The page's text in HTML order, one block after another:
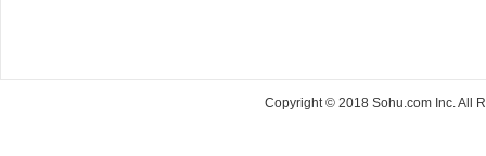
Copyright © 2018 Sohu.com Inc. All